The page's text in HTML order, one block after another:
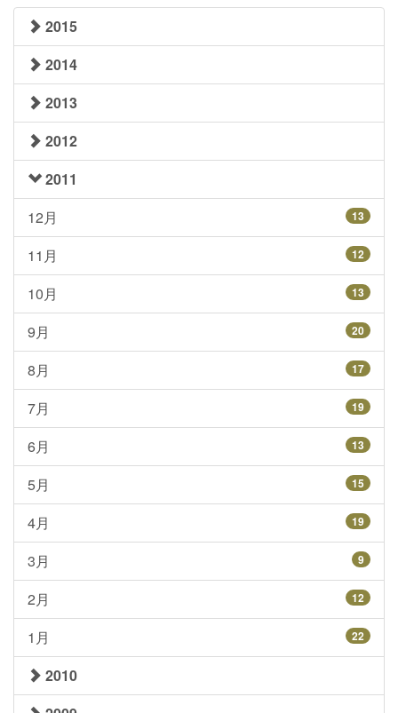
2015
2014
2013
2012
2011
12月
13
11月 12
10月 13
9月 20
8月 17
7月 19
6月 13
5月 15
4月 19
3月 9
2月 12
1月 22
2010